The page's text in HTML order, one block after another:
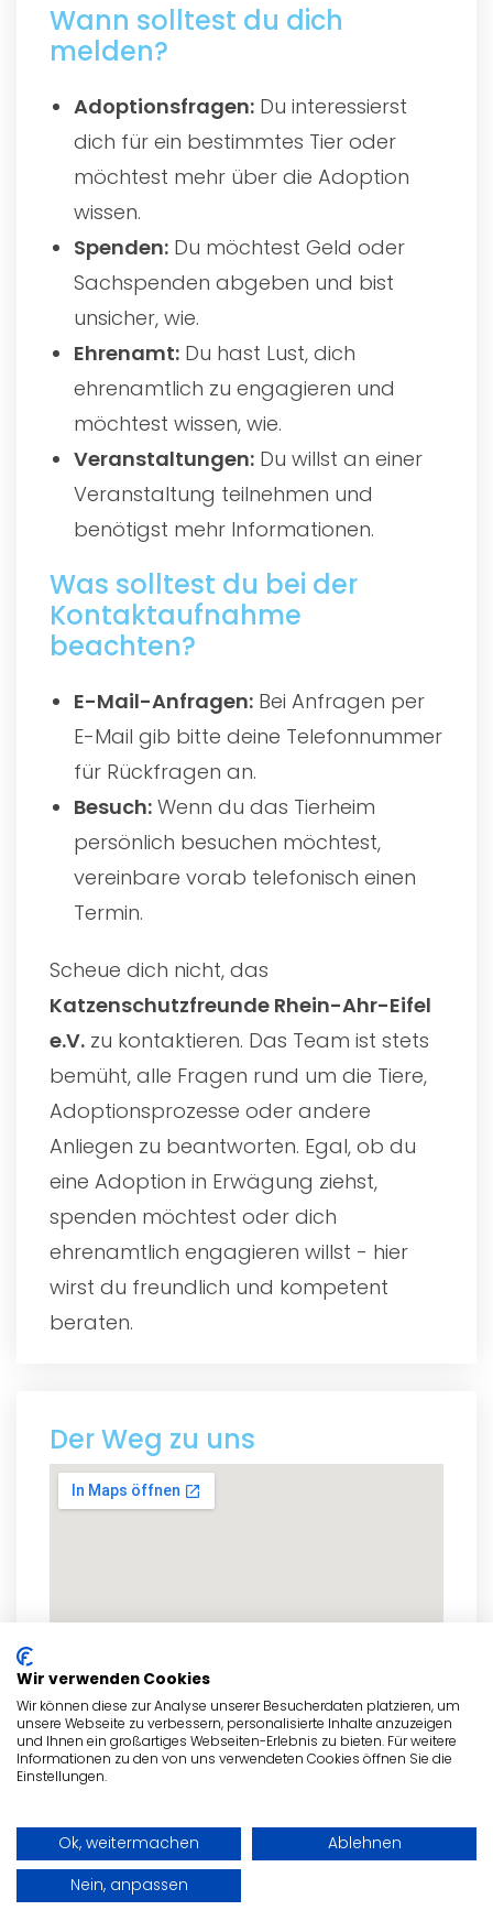
Wann solltest du dich
melden?
Adoptionsfragen: Du interessierst
dich für ein bestimmtes Tier oder
möchtest mehr über die Adoption
wissen.
Spenden: Du möchtest Geld oder
Sachspenden abgeben und bist
unsicher, wie.
Ehrenamt: Du hast Lust, dich
ehrenamtlich zu engagieren und
möchtest wissen, wie.
Veranstaltungen: Du willst an einer
Veranstaltung teilnehmen und
benötigst mehr Informationen.
Was solltest du bei der
Kontaktaufnahme
beachten?
E-Mail-Anfragen: Bei Anfragen per
E-Mail gib bitte deine Telefonnummer
für Rückfragen an.
Besuch: Wenn du das Tierheim
persönlich besuchen möchtest,
vereinbare vorab telefonisch einen
Termin.
Scheue dich nicht, das
Katzenschutzfreunde Rhein-Ahr-Eifel
e.V. zu kontaktieren. Das Team ist stets
bemüht, alle Fragen rund um die Tiere,
Adoptionsprozesse oder andere
Anliegen zu beantworten. Egal, ob du
eine Adoption in Erwägung ziehst,
spenden möchtest oder dich
ehrenamtlich engagieren willst - hier
wirst du freundlich und kompetent
beraten.
Der Weg zu uns
Wir verwenden Cookies
Wir können diese zur Analyse unserer Besucherdaten platzieren, um
unsere Webseite zu verbessern, personalisierte Inhalte anzuzeigen
und Ihnen ein großartiges Webseiten-Erlebnis zu bieten. Für weitere
Informationen zu den von uns verwendeten Cookies öffnen Sie die
Einstellungen.
Ok, weitermachen
Ablehnen
Nein, anpassen